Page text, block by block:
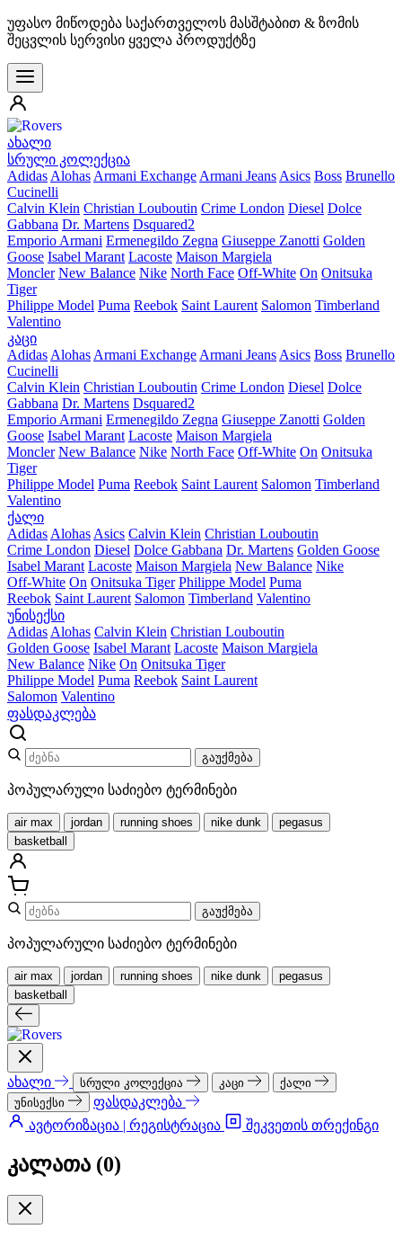
უფასო მიწოდება საქართველოს მასშტაბით & ზომის
შეცვლის სერვისი ყველა პროდუქტზე
ახალი
სრული კოლექცია
Adidas Alohas Armani Exchange Armani Jeans Asics Boss Brunello
Cucinelli
Calvin Klein Christian Louboutin Crime London Diesel Dolce
Gabbana Dr. Martens Dsquared2
Emporio Armani Ermenegildo Zegna Giuseppe Zanotti Golden
Goose Isabel Marant Lacoste Maison Margiela
Moncler New Balance Nike North Face Off-White On Onitsuka
Tiger
Philippe Model Puma Reebok Saint Laurent Salomon Timberland
Valentino
კაცი
Adidas Alohas Armani Exchange Armani Jeans Asics Boss Brunello
Cucinelli
Calvin Klein Christian Louboutin Crime London Diesel Dolce
Gabbana Dr. Martens Dsquared2
Emporio Armani Ermenegildo Zegna Giuseppe Zanotti Golden
Goose Isabel Marant Lacoste Maison Margiela
Moncler New Balance Nike North Face Off-White On Onitsuka
Tiger
Philippe Model Puma Reebok Saint Laurent Salomon Timberland
Valentino
ქალი
Adidas Alohas Asics Calvin Klein Christian Louboutin
Crime London Diesel Dolce Gabbana Dr. Martens Golden Goose
Isabel Marant Lacoste Maison Margiela New Balance Nike
Off-White On Onitsuka Tiger Philippe Model Puma
Reebok Saint Laurent Salomon Timberland Valentino
უნისექსი
Adidas Alohas Calvin Klein Christian Louboutin
Golden Goose Isabel Marant Lacoste Maison Margiela
New Balance Nike On Onitsuka Tiger
Philippe Model Puma Reebok Saint Laurent
Salomon Valentino
ფასდაკლება
გაუქმება
პოპულარული საძიებო ტერმინები
air max jordan running shoes nike dunk
pegasus
basketball
გაუქმება
პოპულარული საძიებო ტერმინები
air max jordan running shoes nike dunk
pegasus
basketball
ახალი სრული კოლექცია კაცი
ქალი
უნისექსი
ფასდაკლება
ავტორიზაცია | რეგისტრაცია
შეკვეთის თრექინგი
კალათა (0)